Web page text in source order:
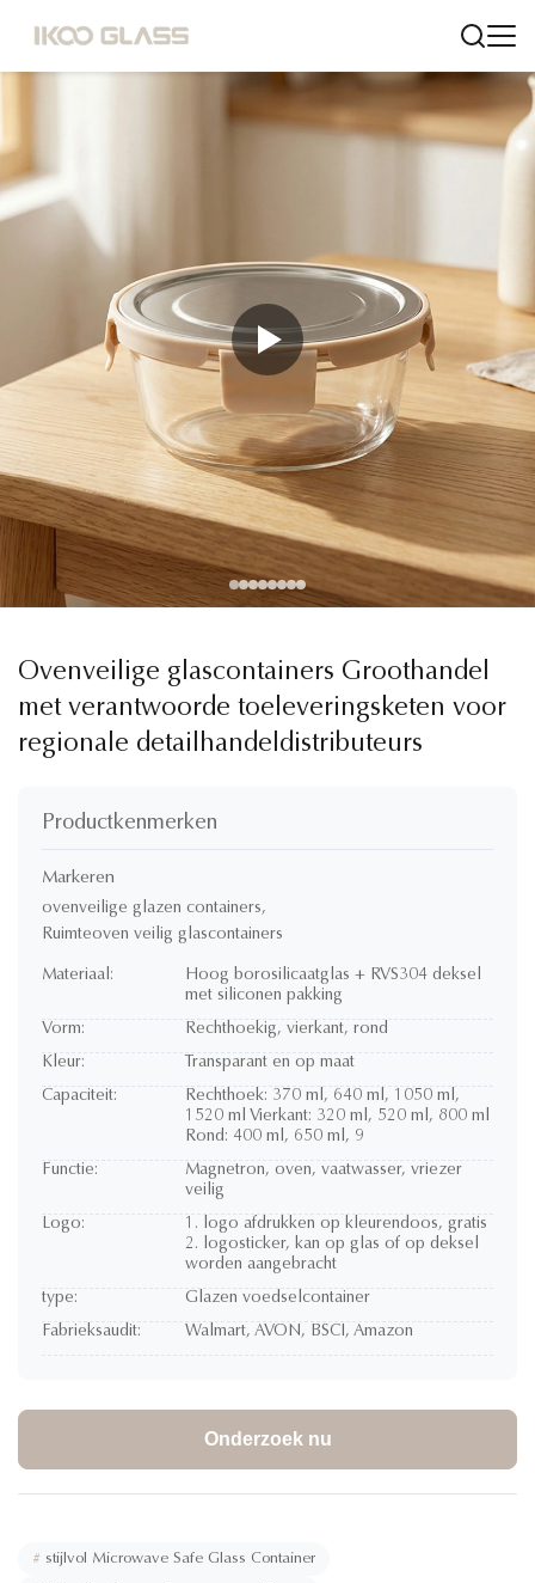
Ovenveilige glascontainers Groothandel
met verantwoorde toeleveringsketen voor
regionale detailhandeldistributeurs
Productkenmerken
Markeren
ovenveilige glazen containers,
Ruimteoven veilig glascontainers
Materiaal:
Hoog borosilicaatglas + RVS304 deksel
met siliconen pakking
Vorm:
Rechthoekig, vierkant, rond
Kleur:
Transparant en op maat
Capaciteit:
Rechthoek: 370 ml, 640 ml, 1050 ml,
1520 ml Vierkant: 320 ml, 520 ml, 800 ml
Rond: 400 ml, 650 ml, 9
Functie:
Magnetron, oven, vaatwasser, vriezer
veilig
Logo:
1. logo afdrukken op kleurendoos, gratis
2. logosticker, kan op glas of op deksel
worden aangebracht
type:
Glazen voedselcontainer
Fabrieksaudit:
Walmart, AVON, BSCI, Amazon
Onderzoek nu
# stijlvol Microwave Safe Glass Container